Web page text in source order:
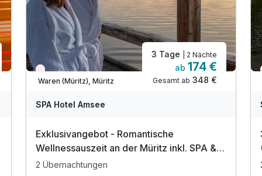
WAR
202
Wieder frei ab September
Waren (Müritz), Müritz
3 Tage | 2 Nächte
ab 174 €
Gesamt ab 348 €
SPA Hotel Amsee
Exklusivangebot - Romantische
Wellnessauszeit an der Müritz inkl. SPA &
Dinner
2 Übernachtungen